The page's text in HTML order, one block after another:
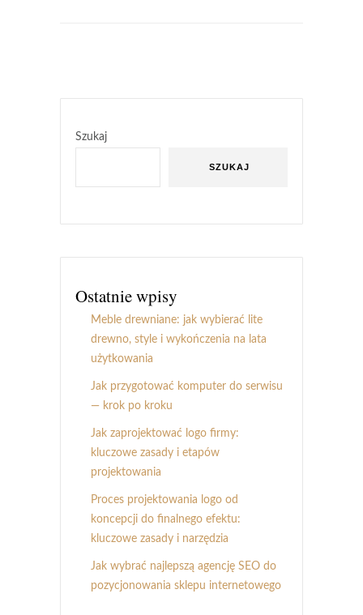
Szukaj
SZUKAJ
Ostatnie wpisy
Meble drewniane: jak wybierać lite
drewno, style i wykończenia na lata
użytkowania
Jak przygotować komputer do serwisu
— krok po kroku
Jak zaprojektować logo firmy:
kluczowe zasady i etapów
projektowania
Proces projektowania logo od
koncepcji do finalnego efektu:
kluczowe zasady i narzędzia
Jak wybrać najlepszą agencję SEO do
pozycjonowania sklepu internetowego